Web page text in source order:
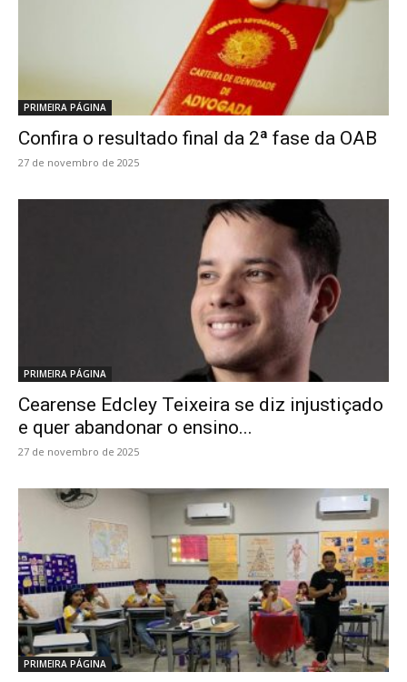
PRIMEIRA PÁGINA
Confira o resultado final da 2ª fase da OAB
27 de novembro de 2025
PRIMEIRA PÁGINA
Cearense Edcley Teixeira se diz injustiçado
e quer abandonar o ensino...
27 de novembro de 2025
PRIMEIRA PÁGINA